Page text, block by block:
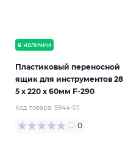
в наличии
Пластиковый переносной
ящик для инструментов 28
5 х 220 х 60мм F-290
Код товара: 9944-01
0